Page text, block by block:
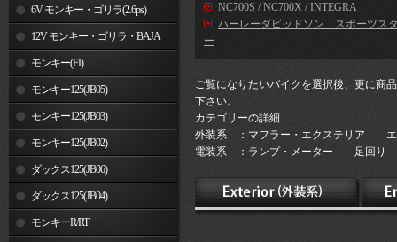
6V モンキー・ゴリラ(2.6ps)
12V モンキー・ゴリラ・BAJA
モンキー(FI)
モンキー125(JB05)
モンキー125(JB03)
モンキー125(JB02)
ダックス125(JB06)
ダックス125(JB04)
モンキーR/RT
NC700S / NC700X / INTEGRA
ハーレーダビッドソン スポーツス
ー
ご覧になりたいバイクを選択後、更に商
下さい。
カテゴリーの詳細
外装系 ：マフラー・エクステリア エ
電装系 ：ランプ・メーター 足回り